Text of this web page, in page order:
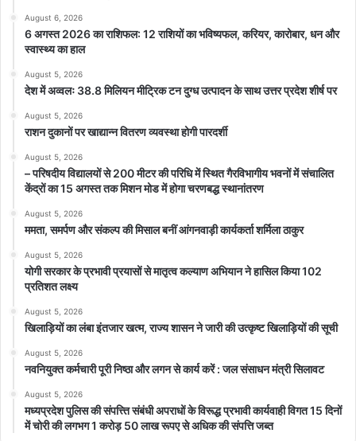
August 6, 2026
6 अगस्त 2026 का राशिफल: 12 राशियों का भविष्यफल, करियर, कारोबार, धन और
स्वास्थ्य का हाल
August 5, 2026
देश में अव्वलः 38.8 मिलियन मीट्रिक टन दुग्ध उत्पादन के साथ उत्तर प्रदेश शीर्ष पर
August 5, 2026
राशन दुकानों पर खाद्यान्न वितरण व्यवस्था होगी पारदर्शी
August 5, 2026
– परिषदीय विद्यालयों से 200 मीटर की परिधि में स्थित गैरविभागीय भवनों में संचालित
केंद्रों का 15 अगस्त तक मिशन मोड में होगा चरणबद्ध स्थानांतरण
August 5, 2026
ममता, समर्पण और संकल्प की मिसाल बनीं आंगनवाड़ी कार्यकर्ता शर्मिला ठाकुर
August 5, 2026
योगी सरकार के प्रभावी प्रयासों से मातृत्व कल्याण अभियान ने हासिल किया 102
प्रतिशत लक्ष्य
August 5, 2026
खिलाड़ियों का लंबा इंतजार खत्म, राज्य शासन ने जारी की उत्कृष्ट खिलाड़ियों की सूची
August 5, 2026
नवनियुक्त कर्मचारी पूरी निष्ठा और लगन से कार्य करें : जल संसाधन मंत्री सिलावट
August 5, 2026
मध्यप्रदेश पुलिस की संपत्त्ति संबंधी अपराधों के विरूद्ध प्रभावी कार्यवाही विगत 15 दिनों
में चोरी की लगभग 1 करोड़ 50 लाख रूपए से अधिक की संपत्ति जब्‍त